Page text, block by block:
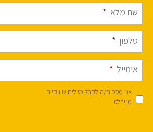
שם מלא *
טלפון *
אימייל *
אני מסכים/ה לקבל מיילים שיווקיים
מנירלט